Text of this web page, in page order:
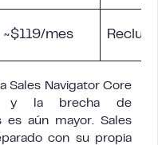
~$119/mes
Sales Navigator Core
y la brecha de
es aún mayor. Sales
con su propia